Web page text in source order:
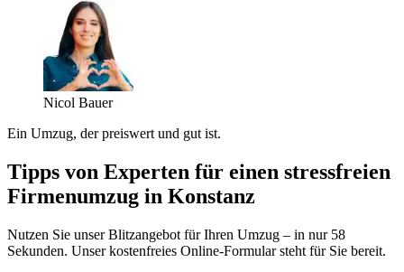
Nicol Bauer
Ein Umzug, der preiswert und gut ist.
Tipps von Experten für einen stressfreien
Firmenumzug in Konstanz
Nutzen Sie unser Blitzangebot für Ihren Umzug – in nur 58
Sekunden. Unser kostenfreies Online-Formular steht für Sie bereit.